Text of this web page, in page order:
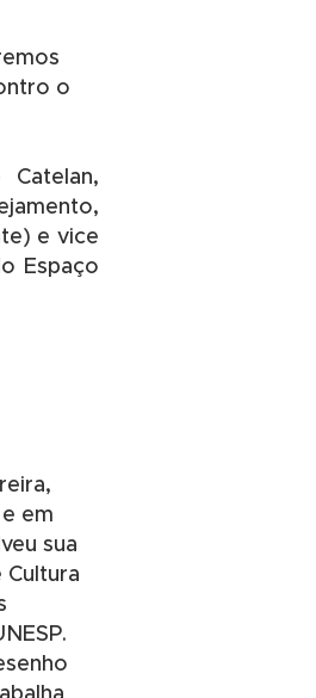
o
e vice
Espaço
em
sua
Cultura